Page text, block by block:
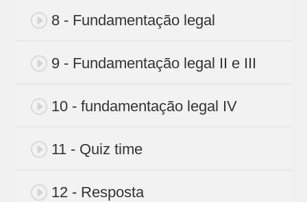
8 - Fundamentação legal
9 - Fundamentação legal II e III
10 - fundamentação legal IV
11 - Quiz time
12 - Resposta